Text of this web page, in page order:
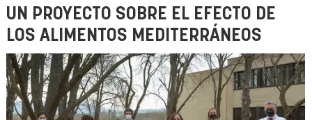
UN PROYECTO SOBRE EL EFECTO DE
LOS ALIMENTOS MEDITERRÁNEOS